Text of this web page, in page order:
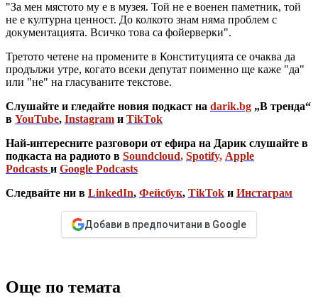
"За мен мястото му е в музея. Той не е военен паметник, той
не е културна ценност. До колкото знам няма проблем с
документацията. Всичко това са фойерверки".
Третото четене на промените в Конституцията се очаква да
продължи утре, когато всеки депутат поименно ще каже "да"
или "не" на гласуваните текстове.
Слушайте и гледайте новия подкаст на darik.bg „В тренда“
в YouTube, Instagram и TikTok
Най-интересните разговори от ефира на Дарик слушайте в
подкаста на радиото в Soundcloud, Spotify, Apple
Podcasts и Google Podcasts
Следвайте ни в LinkedIn, Фейсбук, TikTok и Инстаграм
Добави в предпочитани в Google
Още по темата